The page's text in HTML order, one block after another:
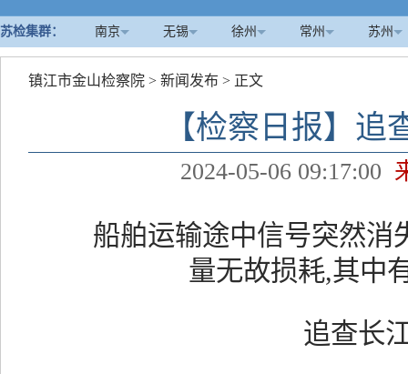
苏检集群： 南京 无锡 徐州 常州 苏州
镇江市金山检察院 > 新闻发布 > 正文
【检察日报】追
2024-05-06 09:17:00
船舶运输途中信号突然消
量无故损耗,其
追查长江